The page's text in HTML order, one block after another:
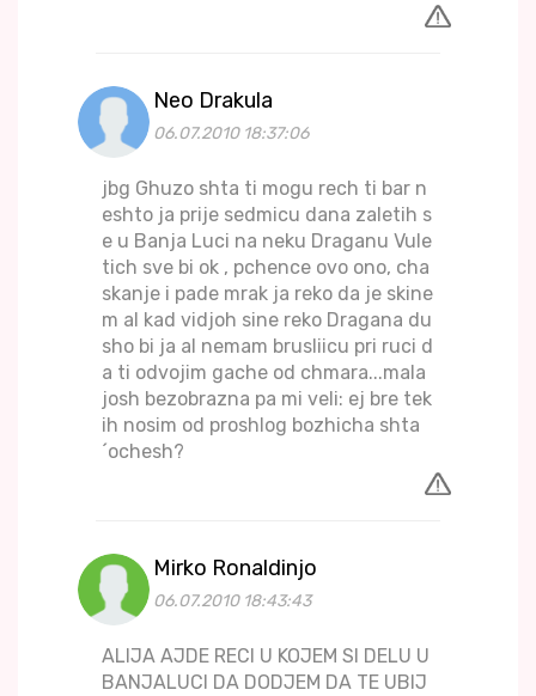
Neo Drakula
06.07.2010 18:37:06
jbg Ghuzo shta ti mogu rech ti bar n
eshto ja prije sedmicu dana zaletih s
e u Banja Luci na neku Draganu Vule
tich sve bi ok , pchence ovo ono, cha
skanje i pade mrak ja reko da je skine
m al kad vidjoh sine reko Dragana du
sho bi ja al nemam brusliicu pri ruci d
a ti odvojim gache od chmara...mala
josh bezobrazna pa mi veli: ej bre tek
ih nosim od proshlog bozhicha shta
´ochesh?
Mirko Ronaldinjo
06.07.2010 18:43:43
ALIJA AJDE RECI U KOJEM SI DELU U
BANJALUCI DA DODJEM DA TE UBIJ